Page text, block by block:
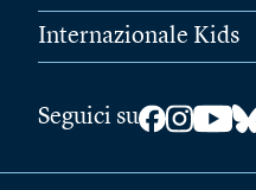
Internazionale Kids
Seguici su